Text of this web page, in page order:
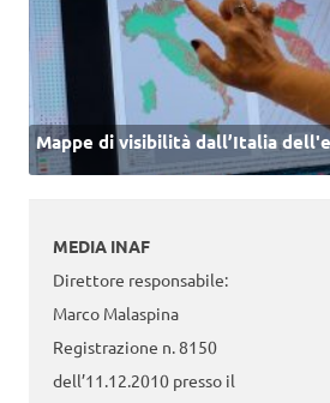
Mappe di visibilità dall’Italia
MEDIA INAF
Direttore responsabile:
Marco Malaspina
Registrazione n. 8150
dell’11.12.2010 presso il